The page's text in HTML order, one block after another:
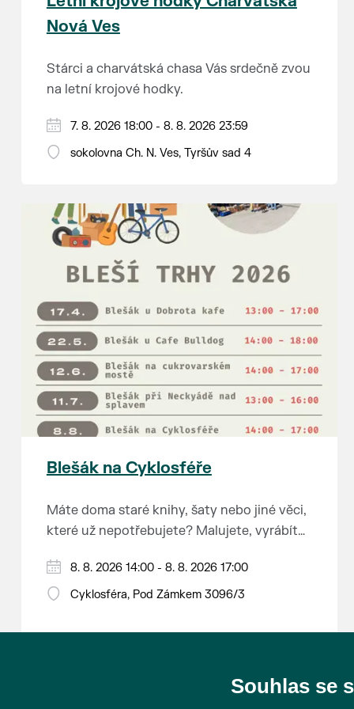
Nová Ves
Stárci a charvátská chasa Vás srdečně zvou
na letní krojové hodky.
PÁTEK 7. srpna
18:00 - ruční stavění máje
14:00 - krojový průvod pro stárky od
hostince “U Buvola”
16:00 - odpolední zábava na sokolovně
21:00 - večerní zábava
K tanci a poslechu bude hrát DH
Lanžhotčané.
Těšíme se na Vás!
7. 8. 2026 18:00 - 8. 8. 2026 23:59
sokolovna Ch. N. Ves, Tyršův sad 4
Blešák na Cyklosféře
Máte doma staré knihy, šaty nebo jiné věci,
které už nepotřebujete? Malujete, vyrábíte
Chcete se zbavit staré sbírky, která
zbytečně leží na půdě? Překáží vám ve
Anebo byste rádi našli poklady za pár
Prodejce prosíme tradičně o příchod 30
8. 8. 2026 14:00 - 8. 8. 2026 17:00
Cyklosféra, Pod Zámkem 3096/3
Souhlas se